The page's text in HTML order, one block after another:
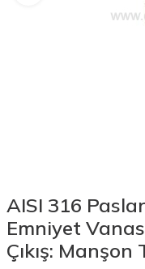
AISI 316
Emniyet
Çıkış: Manşon